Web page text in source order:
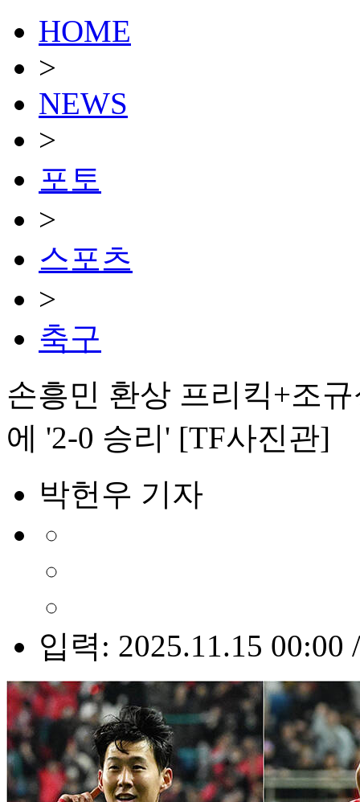
HOME
>
NEWS
>
포토
>
스포츠
>
축구
손흥민 환상 프리킥+조
에 '2-0 승리' [TF사진관]
박헌우 기자
입력: 2025.11.15 00:00